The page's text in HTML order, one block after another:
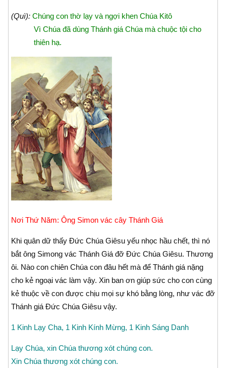
(Quì): Chúng con thờ lạy và ngợi khen Chúa Kitô
Vì Chúa đã dùng Thánh giá Chúa mà chuộc tội cho
thiên hạ.
Nơi Thứ Năm: Ông Simon vác cây Thánh Giá
Khi quân dữ thấy Ðức Chúa Giêsu yếu nhọc hầu chết, thì nó
bắt ông Simong vác Thánh Giá đỡ Ðức Chúa Giêsu. Thương
ôi. Nào con chiên Chúa con đâu hết mà để Thánh giá nặng
cho kẻ ngoại vác làm vậy. Xin ban ơn giúp sức cho con cùng
kẻ thuộc về con được chịu mọi sự khó bằng lòng, như vác đỡ
Thánh giá Ðức Chúa Giêsu vậy.
1 Kinh Lạy Cha, 1 Kinh Kính Mừng, 1 Kinh Sáng Danh
Lạy Chúa, xin Chúa thương xót chúng con.
Xin Chúa thương xót chúng con.